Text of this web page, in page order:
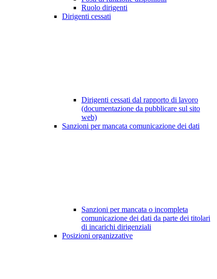
Ruolo dirigenti
Dirigenti cessati
Dirigenti cessati dal rapporto di lavoro
(documentazione da pubblicare sul sito
web)
Sanzioni per mancata comunicazione dei dati
Sanzioni per mancata o incompleta
comunicazione dei dati da parte dei titolari
di incarichi dirigenziali
Posizioni organizzative